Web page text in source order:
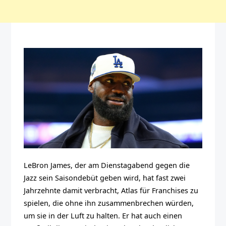
LeBron James, der am Dienstagabend gegen die
Jazz sein Saisondebüt geben wird, hat fast zwei
Jahrzehnte damit verbracht, Atlas für Franchises zu
spielen, die ohne ihn zusammenbrechen würden,
um sie in der Luft zu halten. Er hat auch einen